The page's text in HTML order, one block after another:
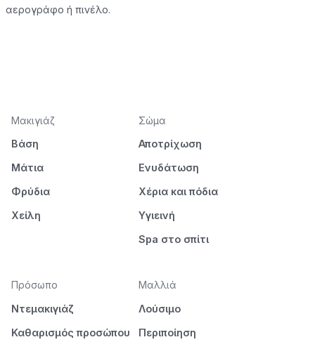
αερογράφο ή πινέλο.
Μακιγιάζ
Βάση
Μάτια
Φρύδια
Χείλη
Σώμα
Αποτρίχωση
Ενυδάτωση
Χέρια και πόδια
Υγιεινή
Spa στο σπίτι
Πρόσωπο
Ντεμακιγιάζ
Καθαρισμός προσώπου
Μαλλιά
Λούσιμο
Περιποίηση